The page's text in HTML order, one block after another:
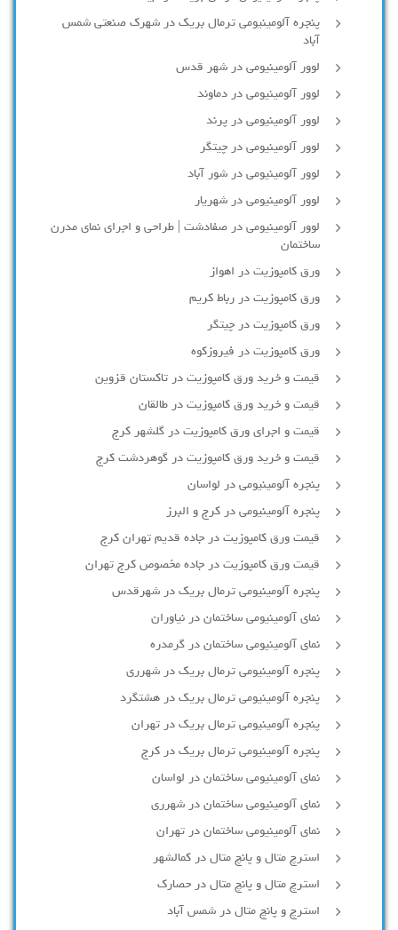
پنجره آلومینیومی ترمال بریک در شهرک صنعتی شمس
آباد
لوور آلومینیومی در شهر قدس
لوور آلومینیومی در دماوند
لوور آلومینیومی در پرند
لوور آلومینیومی در چیتگر
لوور آلومینیومی در شور آباد
لوور آلومينيومي در شهريار
لوور آلومینیومی در صفادشت | طراحی و اجرای نمای مدرن
ساختمان
ورق کامپوزیت در اهواز
ورق کامپوزیت در رباط کریم
ورق کامپوزیت در چیتگر
ورق کامپوزیت در فیروزکوه
قیمت و خرید ورق کامپوزیت در تاکستان قزوین
قیمت و خرید ورق کامپوزیت در طالقان
قیمت و اجرای ورق کامپوزیت در گلشهر کرج
قیمت و خرید ورق کامپوزیت در گوهردشت کرج
پنجره آلومینیومی در لواسان
پنجره آلومینیومی در کرج و البرز
قیمت ورق کامپوزیت در جاده قدیم تهران کرج
قیمت ورق کامپوزیت در جاده مخصوص کرج تهران
پنجره آلومینیومی ترمال بریک در شهرقدس
نمای آلومینیومی ساختمان در نیاوران
نمای آلومینیومی ساختمان در گرمدره
پنجره آلومینیومی ترمال بریک در شهرری
پنجره آلومینیومی ترمال بریک در هشتگرد
پنجره آلومینیومی ترمال بریک در تهران
پنجره آلومینیومی ترمال بریک در کرج
نمای آلومینیومی ساختمان در لواسان
نمای آلومینیومی ساختمان در شهرری
نمای آلومینیومی ساختمان در تهران
استرچ متال و پانچ متال در کمالشهر
استرچ متال و پانچ متال در حصارك
استرچ و پانچ متال در شمس آباد